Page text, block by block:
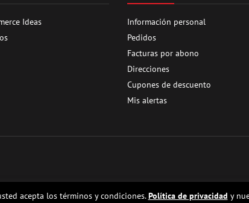
Ideas
Información personal
Pedidos
Facturas por abono
Direcciones
Cupones de descuento
Mis alertas
acepta los términos y condiciones.Política de privacidad y
shop, high power rocketry, rocket motors, rocket electronics and